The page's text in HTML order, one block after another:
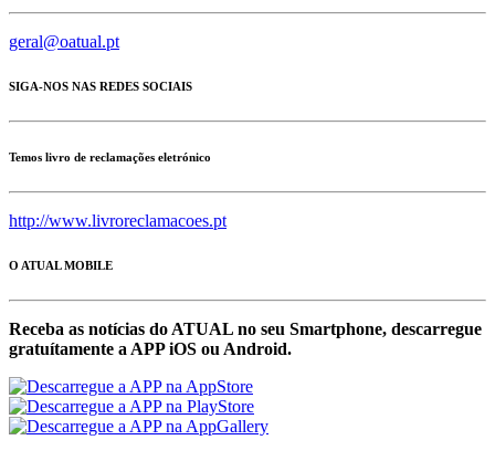
geral@oatual.pt
SIGA-NOS NAS REDES SOCIAIS
Temos livro de reclamações eletrónico
http://www.livroreclamacoes.pt
O ATUAL MOBILE
Receba as notícias do ATUAL no seu Smartphone, descarregue
gratuítamente a APP iOS ou Android.